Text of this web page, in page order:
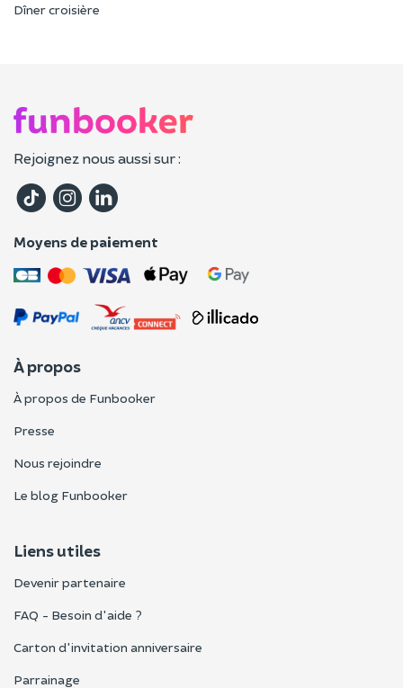
Dîner croisière
Rejoignez nous aussi sur :
Moyens de paiement
À propos
À propos de Funbooker
Presse
Nous rejoindre
Le blog Funbooker
Liens utiles
Devenir partenaire
FAQ - Besoin d'aide ?
Carton d'invitation anniversaire
Parrainage